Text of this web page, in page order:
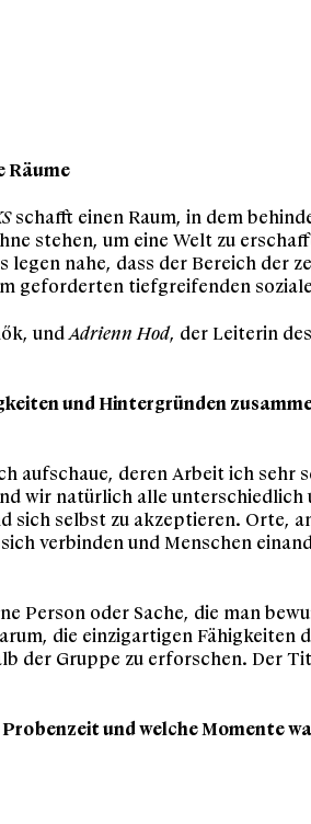
Räume
schafft einen Raum, in dem
stehen, um eine Welt zu
nahe, dass der Bereich der
geforderten tiefgreifenden
undAdrienn Hod, der Leiterin
und Hintergründen
aufschaue, deren Arbeit ich sehr
wir natürlich alle unterschiedlich
sich selbst zu akzeptieren. Orte,
verbinden und Menschen
Person oder Sache, die man
die einzigartigen Fähigkeiten
der Gruppe zu erforschen. Der
und welche Momente